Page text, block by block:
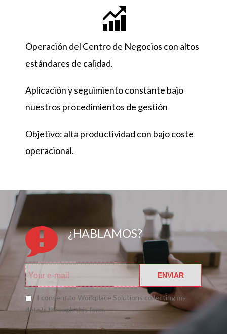
Operación del Centro de Negocios con altos
estándares de calidad.
Aplicación y seguimiento constante bajo
nuestros procedimientos de gestión
Objetivo: alta productividad con bajo coste
operacional.
¿HABLAMOS?
ENVIAR
I consent to Workplace Solutions collecting my
details through this form.